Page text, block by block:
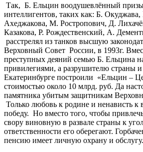
Так, Б. Ельцин воодушевлённый
интеллигентов, таких как: Б.
Ахеджакова, М. Ростропович, Д.
Казакова, Р. Рождественский, А.
расстрелял из танков высшую
Верховный Совет России, в 1993г.
преступных деяний семью Б. Ельцина
привилегиями, а разрушителю страны
Екатеринбурге построили «Ельцин –
стоимостью около 10 млрд. руб. Да
памятника убитым защитникам
Только любовь к родине и ненависть к
победу. Но вместо того, чтобы
свору виновную в развале страны к
ответственности его оберегают.
пенсию имеет личную охрану и обслугу.